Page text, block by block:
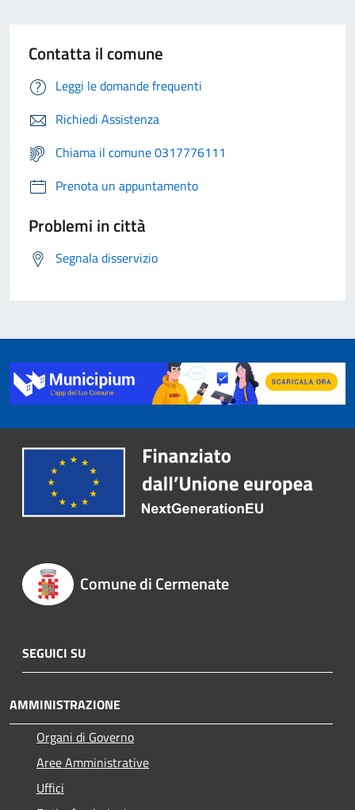
Contatta il comune
Leggi le domande frequenti
Richiedi Assistenza
Chiama il comune 0317776111
Prenota un appuntamento
Problemi in città
Segnala disservizio
Comune di Cermenate
SEGUICI SU
AMMINISTRAZIONE
Organi di Governo
Aree Amministrative
Uffici